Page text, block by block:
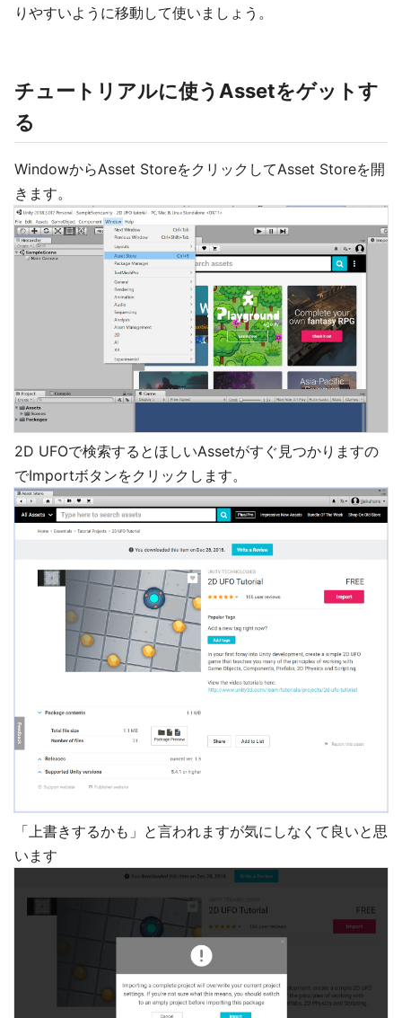
りやすいように移動して使いましょう。
チュートリアルに使うAssetをゲットす
る
WindowからAsset StoreをクリックしてAsset Storeを開
きます。
2D UFOで検索するとほしいAssetがすぐ見つかりますの
でImportボタンをクリックします。
「上書きするかも」と言われますが気にしなくて良いと思
います